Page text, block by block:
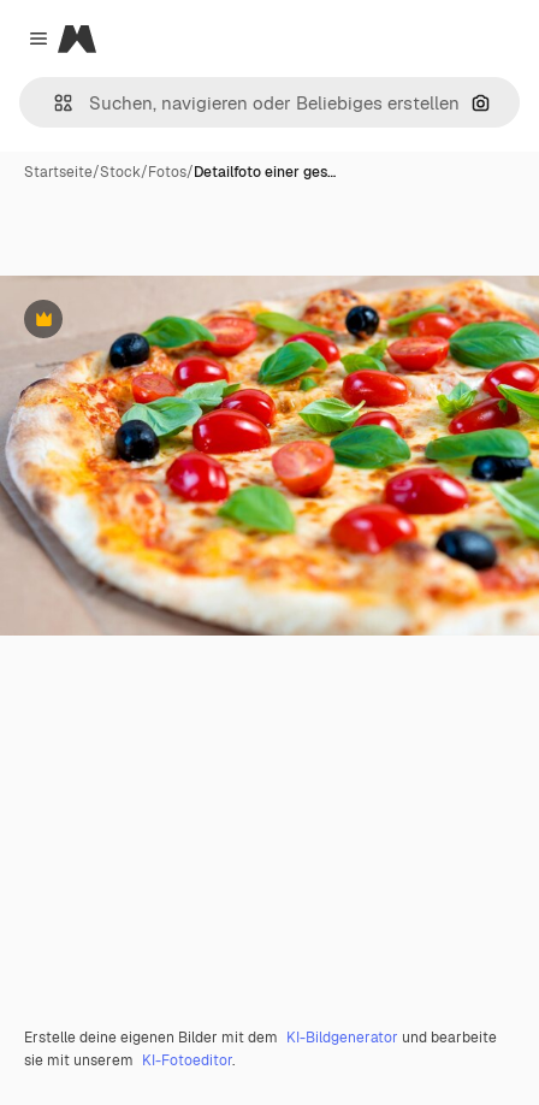
Close menu
Magnific
Nach
Startseite/Stock/Fotos/Detailfoto einer ges…
Premium
Erstelle deine eigenen Bilder mit dem KI-Bildgenerator und bearbeite
sie mit unserem KI-Fotoeditor.